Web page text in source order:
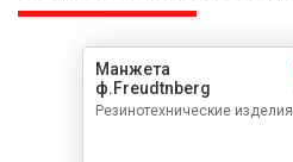
Манжета
ф.Freudtnberg
Резинотехнические изделия